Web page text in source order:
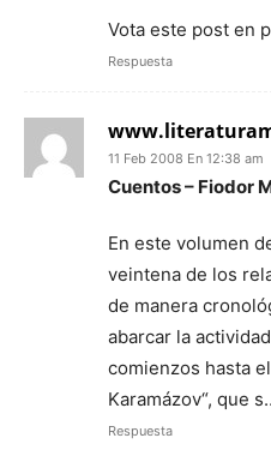
Vota este post en
Respuesta
11 Feb 2008 En 12:38 am
Cuentos – Fiodor
En este volumen
veintena de los
de manera
abarcar la
comienzos hasta
Karamázov“, que
Respuesta